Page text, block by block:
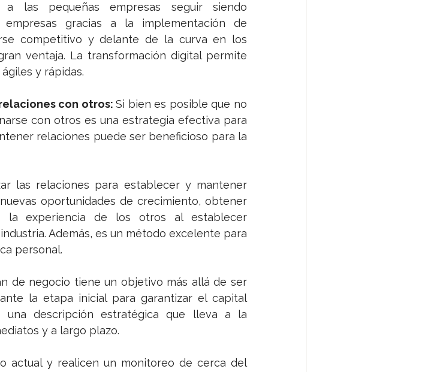
las pequeñas empresas seguir siendo
gracias a la implementación de
competitivo y delante de la curva en los
ventaja. La transformación digital permite
y rápidas.
con otros: Si bien es posible que no
con otros es una estrategia efectiva para
relaciones puede ser beneficioso para la
las relaciones para establecer y mantener
oportunidades de crecimiento, obtener
la experiencia de los otros al establecer
Además, es un método excelente para
personal.
de negocio tiene un objetivo más allá de ser
la etapa inicial para garantizar el capital
descripción estratégica que lleva a la
y a largo plazo.
actual y realicen un monitoreo de cerca del